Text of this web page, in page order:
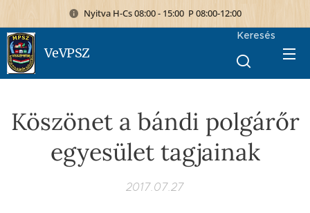
Nyitva H-Cs 08:00 - 15:00 P 08:00-12:00
VeVPSZ
Keresés
Köszönet a bándi polgárőr
egyesület tagjainak
2017.07.27